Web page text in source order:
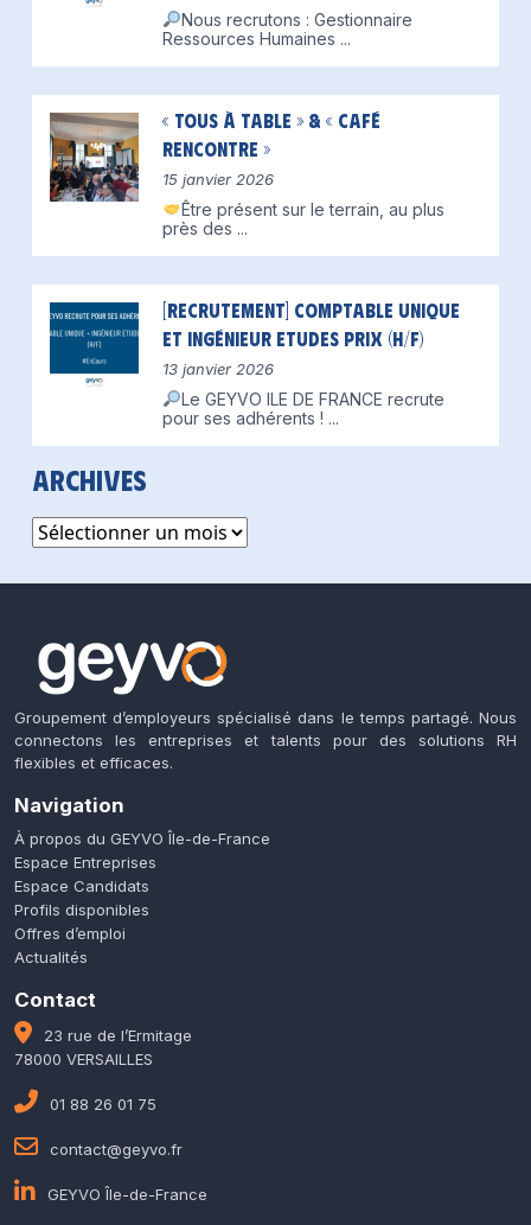
Nous recrutons : Gestionnaire
Ressources Humaines ...
« Tous à table » & « Café
Rencontre »
15 janvier 2026
Être présent sur le terrain, au plus
près des ...
[Recrutement] Comptable unique
et Ingénieur Etudes Prix (H/F)
13 janvier 2026
Le GEYVO ILE DE FRANCE recrute
pour ses adhérents ! ...
Archives
Archives
Groupement d’employeurs spécialisé dans le temps partagé. Nous
connectons les entreprises et talents pour des solutions RH
flexibles et efficaces.
Navigation
À propos du GEYVO Île-de-France
Espace Entreprises
Espace Candidats
Profils disponibles
Offres d’emploi
Actualités
Contact
23 rue de l’Ermitage
78000 VERSAILLES
01 88 26 01 75
contact@geyvo.fr
GEYVO Île-de-France